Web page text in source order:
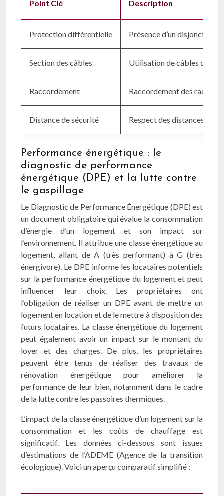
Point Clé Description
Protection différentielle Présence d’un disjoncteur
Section des câbles Utilisation de câbles de
Raccordement Raccordement des
Distance de sécurité Respect des distances de
Performance énergétique : le
diagnostic de performance
énergétique (DPE) et la lutte contre
le gaspillage
Le Diagnostic de Performance Énergétique (DPE) est
un document obligatoire qui évalue la consommation
d’énergie d’un logement et son impact sur
l’environnement. Il attribue une classe énergétique au
logement, allant de A (très performant) à G (très
énergivore). Le DPE informe les locataires potentiels
sur la performance énergétique du logement et peut
influencer leur choix. Les propriétaires ont
l’obligation de réaliser un DPE avant de mettre un
logement en location et de le mettre à disposition des
futurs locataires. La classe énergétique du logement
peut également avoir un impact sur le montant du
loyer et des charges. De plus, les propriétaires
peuvent être tenus de réaliser des travaux de
rénovation énergétique pour améliorer la
performance de leur bien, notamment dans le cadre
de la lutte contre les passoires thermiques.
L’impact de la classe énergétique d’un logement sur la
consommation et les coûts de chauffage est
significatif. Les données ci-dessous sont issues
d’estimations de l’ADEME (Agence de la transition
écologique). Voici un aperçu comparatif simplifié :